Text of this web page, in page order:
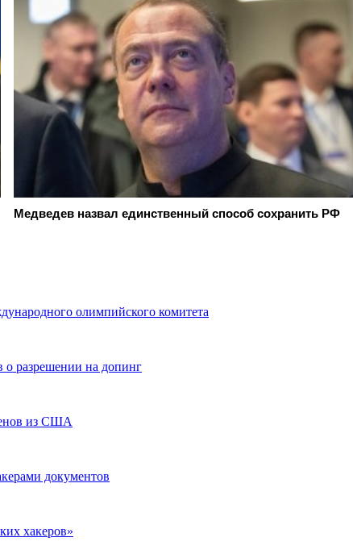
Медведев назвал единственный способ сохранить РФ
олимпийского комитета
о разрешении на допинг
из США
документов
хакеров»